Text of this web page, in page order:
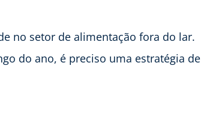
no setor de alimentação fora do lar.
do ano, é preciso uma estratégia de